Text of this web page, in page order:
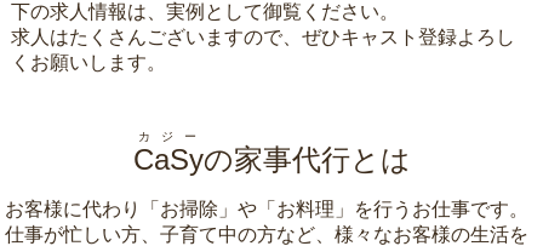
下の求人情報は、実例として御覧ください。
求人はたくさんございますので、ぜひキャスト登録よろし
くお願いします。
CaSy
カジー
の家事代行とは
お客様に代わり「 お掃除 」や「 お料理 」を行うお仕事です。
仕事が忙しい方、子育て中の方など、様々なお客様の生活を